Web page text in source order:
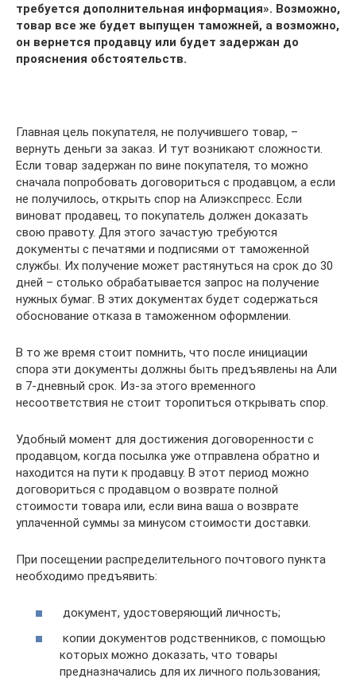
требуется дополнительная информация». Возможно,
товар все же будет выпущен таможней, а возможно,
он вернется продавцу или будет задержан до
прояснения обстоятельств.
Главная цель покупателя, не получившего товар, –
вернуть деньги за заказ. И тут возникают сложности.
Если товар задержан по вине покупателя, то можно
сначала попробовать договориться с продавцом, а если
не получилось, открыть спор на Алиэкспресс. Если
виноват продавец, то покупатель должен доказать
свою правоту. Для этого зачастую требуются
документы с печатями и подписями от таможенной
службы. Их получение может растянуться на срок до 30
дней – столько обрабатывается запрос на получение
нужных бумаг. В этих документах будет содержаться
обоснование отказа в таможенном оформлении.
В то же время стоит помнить, что после инициации
спора эти документы должны быть предъявлены на Али
в 7-дневный срок. Из-за этого временного
несоответствия не стоит торопиться открывать спор.
Удобный момент для достижения договоренности с
продавцом, когда посылка уже отправлена обратно и
находится на пути к продавцу. В этот период можно
договориться с продавцом о возврате полной
стоимости товара или, если вина ваша о возврате
уплаченной суммы за минусом стоимости доставки.
При посещении распределительного почтового пункта
необходимо предъявить:
документ, удостоверяющий личность;
копии документов родственников, с помощью
которых можно доказать, что товары
предназначались для их личного пользования;